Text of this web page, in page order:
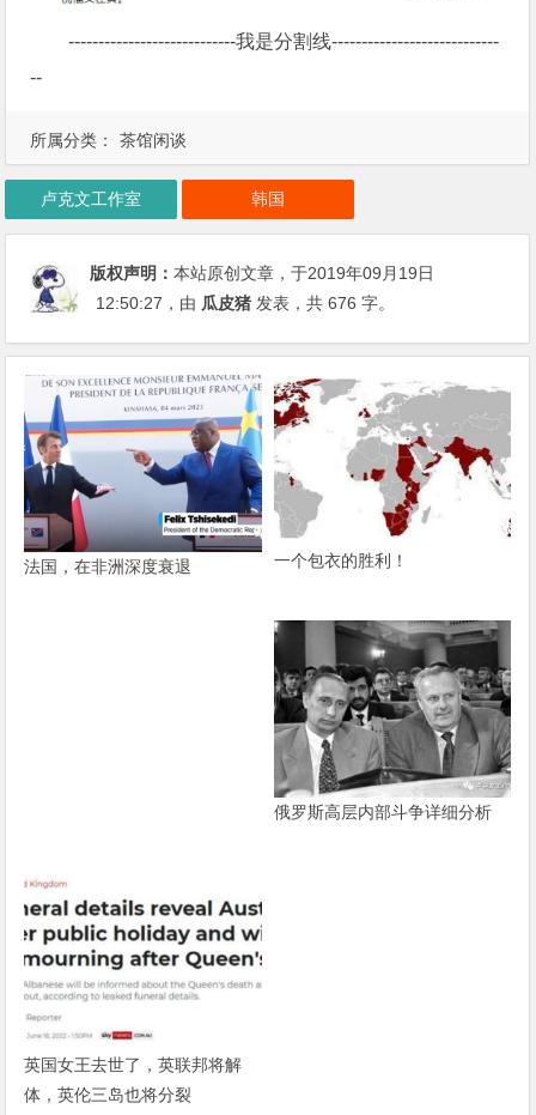
----------------------------我是分割线----------------------------
--
所属分类： 茶馆闲谈
卢克文工作室 韩国
版权声明：本站原创文章，于2019年09月19日
12:50:27 ，由 瓜皮猪 发表，共 676 字。
法国，在非洲深度衰退 一个包衣的胜利！
俄罗斯高层内部斗争详细分析
英国女王去世了，英联邦将解
体，英伦三岛也将分裂